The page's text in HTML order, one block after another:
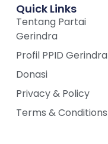
Quick Links
Tentang Partai
Gerindra
Profil PPID Gerindra
Donasi
Privacy & Policy
Terms & Conditions